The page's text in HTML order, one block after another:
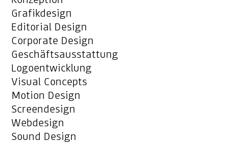
Grafikdesign
Editorial Design
Corporate Design
Geschäftsausstattung
Logoentwicklung
Visual Concepts
Motion Design
Screendesign
Webdesign
Sound Design